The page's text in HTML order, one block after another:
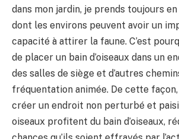
dans mon jardin, je prends toujours
dont les environs peuvent avoir un
capacité à attirer la faune. C’est
de placer un bain d’oiseaux dans un
des salles de siège et d’autres
fréquentation animée. De cette façon,
créer un endroit non perturbé et
oiseaux profitent du bain d’oiseaux,